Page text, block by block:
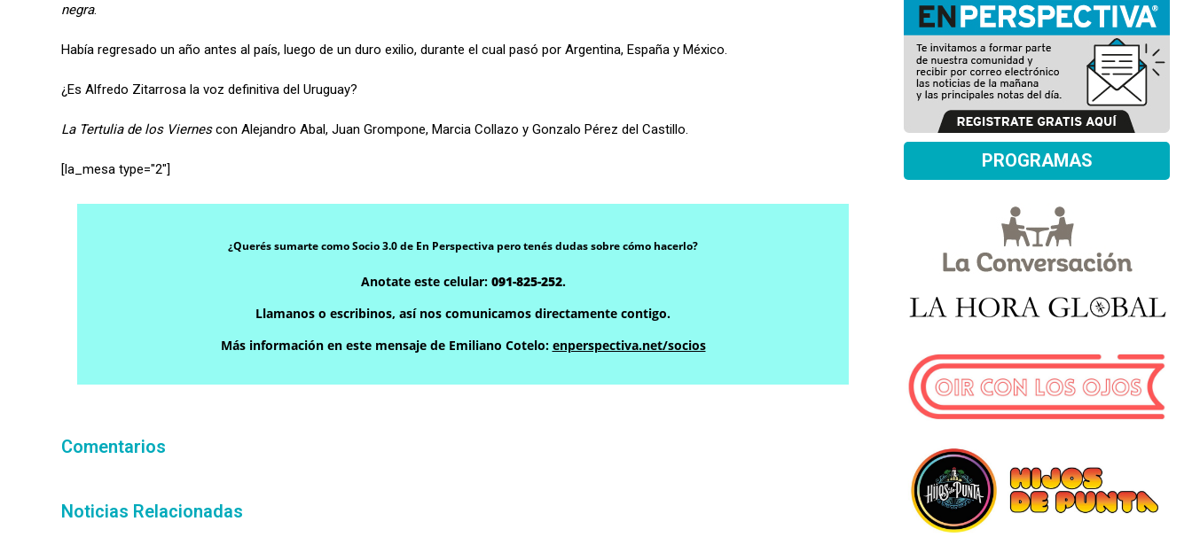
negra.
Había regresado un año antes al país, luego de un duro exilio, durante el cual pasó por Argentina, España y México.
¿Es Alfredo Zitarrosa la voz definitiva del Uruguay?
La Tertulia de los Viernescon Alejandro Abal, Juan Grompone, Marcia Collazo y Gonzalo Pérez del Castillo.
[la_mesa type="2″]
¿Querés sumarte como Socio 3.0 de En Perspectiva pero tenés dudas sobre cómo hacerlo?
Anotate este celular: 091-825-252.
Llamanos o escribinos, así nos comunicamos directamente contigo.
Más información en este mensaje de Emiliano Cotelo: enperspectiva.net/socios
Comentarios
Noticias Relacionadas
PROGRAMAS